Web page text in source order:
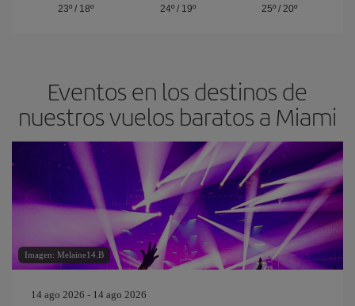
23º/ 18º
24º/ 19º
25º /20º
Eventos en los destinos de
nuestros vuelos baratos a Miami
Imagen: Melaine14.B
14 ago 2026 - 14 ago 2026